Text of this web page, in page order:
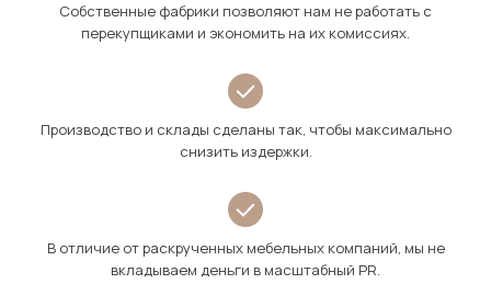
Собственные фабрики позволяют нам не работать с
перекупщиками и экономить на их комиссиях.
Производство и склады сделаны так, чтобы максимально
снизить издержки.
В отличие от раскрученных мебельных компаний, мы не
вкладываем деньги в масштабный PR.